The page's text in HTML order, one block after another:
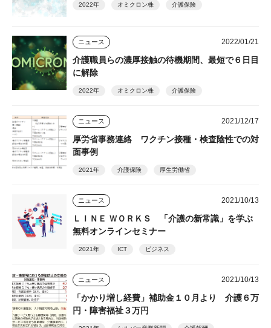
2022年 オミクロン株 介護保険
ニュース 2022/01/21
介護職員らの濃厚接触の待機期間、最短で６日目
に解除
2022年 オミクロン株 介護保険
ニュース 2021/12/17
厚労省事務連絡 ワクチン接種・検査陰性での対
面事例
2021年 介護保険 厚生労働省
ニュース 2021/10/13
ＬＩＮＥ ＷＯＲＫＳ 「介護の新常識」を学ぶ
無料オンラインセミナー
2021年 ICT ビジネス
ニュース 2021/10/13
「かかり増し経費」補助金１０月より 介護６万
円・障害福祉３万円